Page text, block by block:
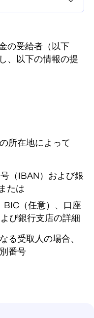
の受給者（以下
、以下の情報の提
所在地によって
（IBAN）および銀
たは
BIC（任意）、口座
び銀行支店の詳細
る受取人の場合、
番号